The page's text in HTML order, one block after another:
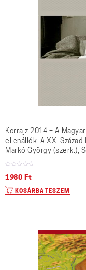
Korrajz 2014 – A
ellenállók. A XX.
Markó György (szerk.),
1980 Ft
KOSÁRBA TESZEM